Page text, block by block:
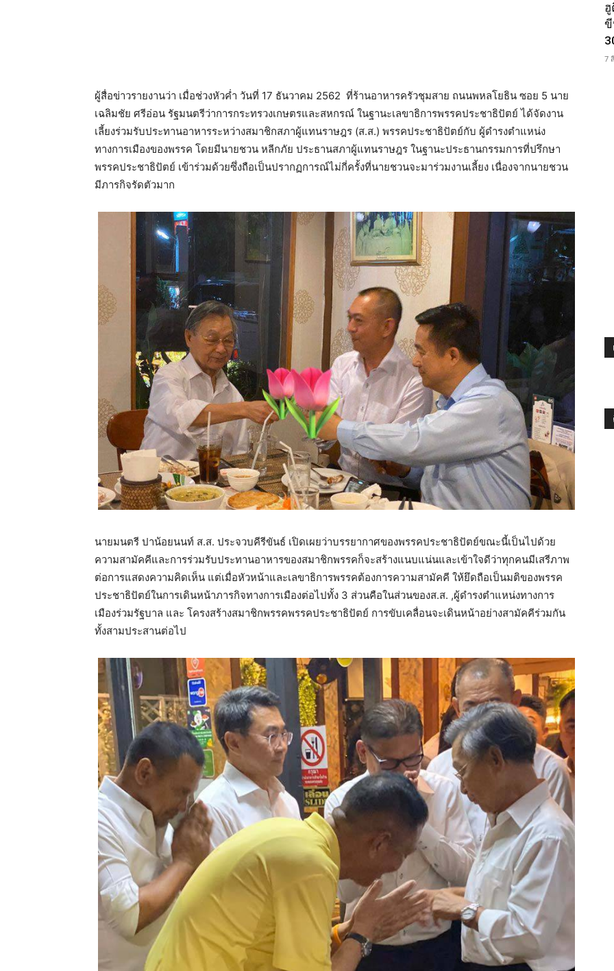
ผู้สื่อข่าวรายงานว่า เมื่อช่วงหัวค่ำ วันที่ 17 ธันวาคม 2562 ที่ร้านอาหารครัวชุมสาย ถนนพหลโยธิน ซอย 5 นาย
เฉลิมชัย ศรีอ่อน รัฐมนตรีว่าการกระทรวงเกษตรและสหกรณ์ ในฐานะเลขาธิการพรรคประชาธิปัตย์ ได้จัดงาน
เลี้ยงร่วมรับประทานอาหารระหว่างสมาชิกสภาผู้แทนราษฎร (ส.ส.) พรรคประชาธิปัตย์กับ ผู้ดำรงตำแหน่ง
ทางการเมืองของพรรค โดยมีนายชวน หลีกภัย ประธานสภาผู้แทนราษฎร ในฐานะประธานกรรมการที่ปรึกษา
พรรคประชาธิปัตย์ เข้าร่วมด้วยซึ่งถือเป็นปรากฏการณ์ไม่กี่ครั้งที่นายชวนจะมาร่วมงานเลี้ยง เนื่องจากนายชวน
มีภารกิจรัดตัวมาก
นายมนตรี ปาน้อยนนท์ ส.ส. ประจวบคีรีขันธ์ เปิดเผยว่าบรรยากาศของพรรคประชาธิปัตย์ขณะนี้เป็นไปด้วย
ความสามัคคีและการร่วมรับประทานอาหารของสมาชิกพรรคก็จะสร้างแนบแน่นและเข้าใจดีว่าทุกคนมีเสรีภาพ
ต่อการแสดงความคิดเห็น แต่เมื่อหัวหน้าและเลขาธิการพรรคต้องการความสามัคคี ให้ยึดถือเป็นมติของพรรค
ประชาธิปัตย์ในการเดินหน้าภารกิจทางการเมืองต่อไปทั้ง 3 ส่วนคือในส่วนของส.ส. ,ผู้ดำรงตำแหน่งทางการ
เมืองร่วมรัฐบาล และ โครงสร้างสมาชิกพรรคพรรคประชาธิปัตย์ การขับเคลื่อนจะเดินหน้าอย่างสามัคคีร่วมกัน
ทั้งสามประสานต่อไป
ขี
7